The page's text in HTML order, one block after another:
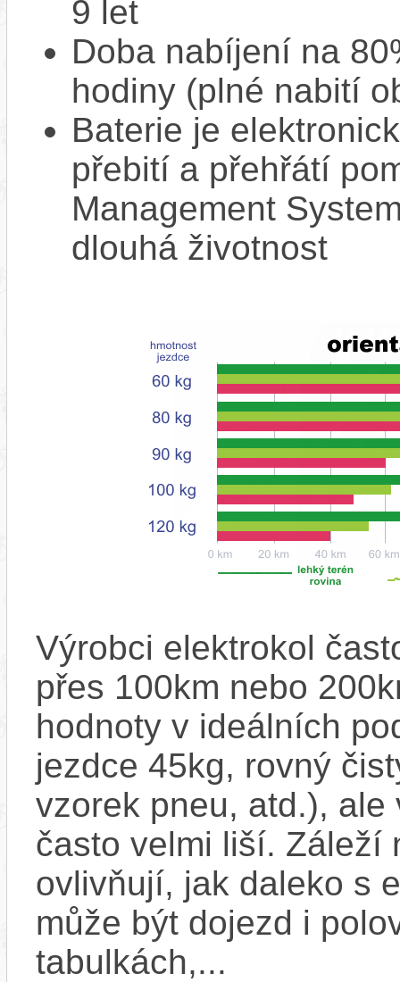
9 let
Doba nabíjení na
hodiny (plné nabití
Baterie je
přebití a přehřátí
Management
dlouhá životnost
Výrobci elektrokol
přes 100km nebo
hodnoty v ideálních
jezdce 45kg, rovný
vzorek pneu, atd.),
často velmi liší. Záleží
ovlivňují, jak daleko s
může být dojezd i
tabulkách,...